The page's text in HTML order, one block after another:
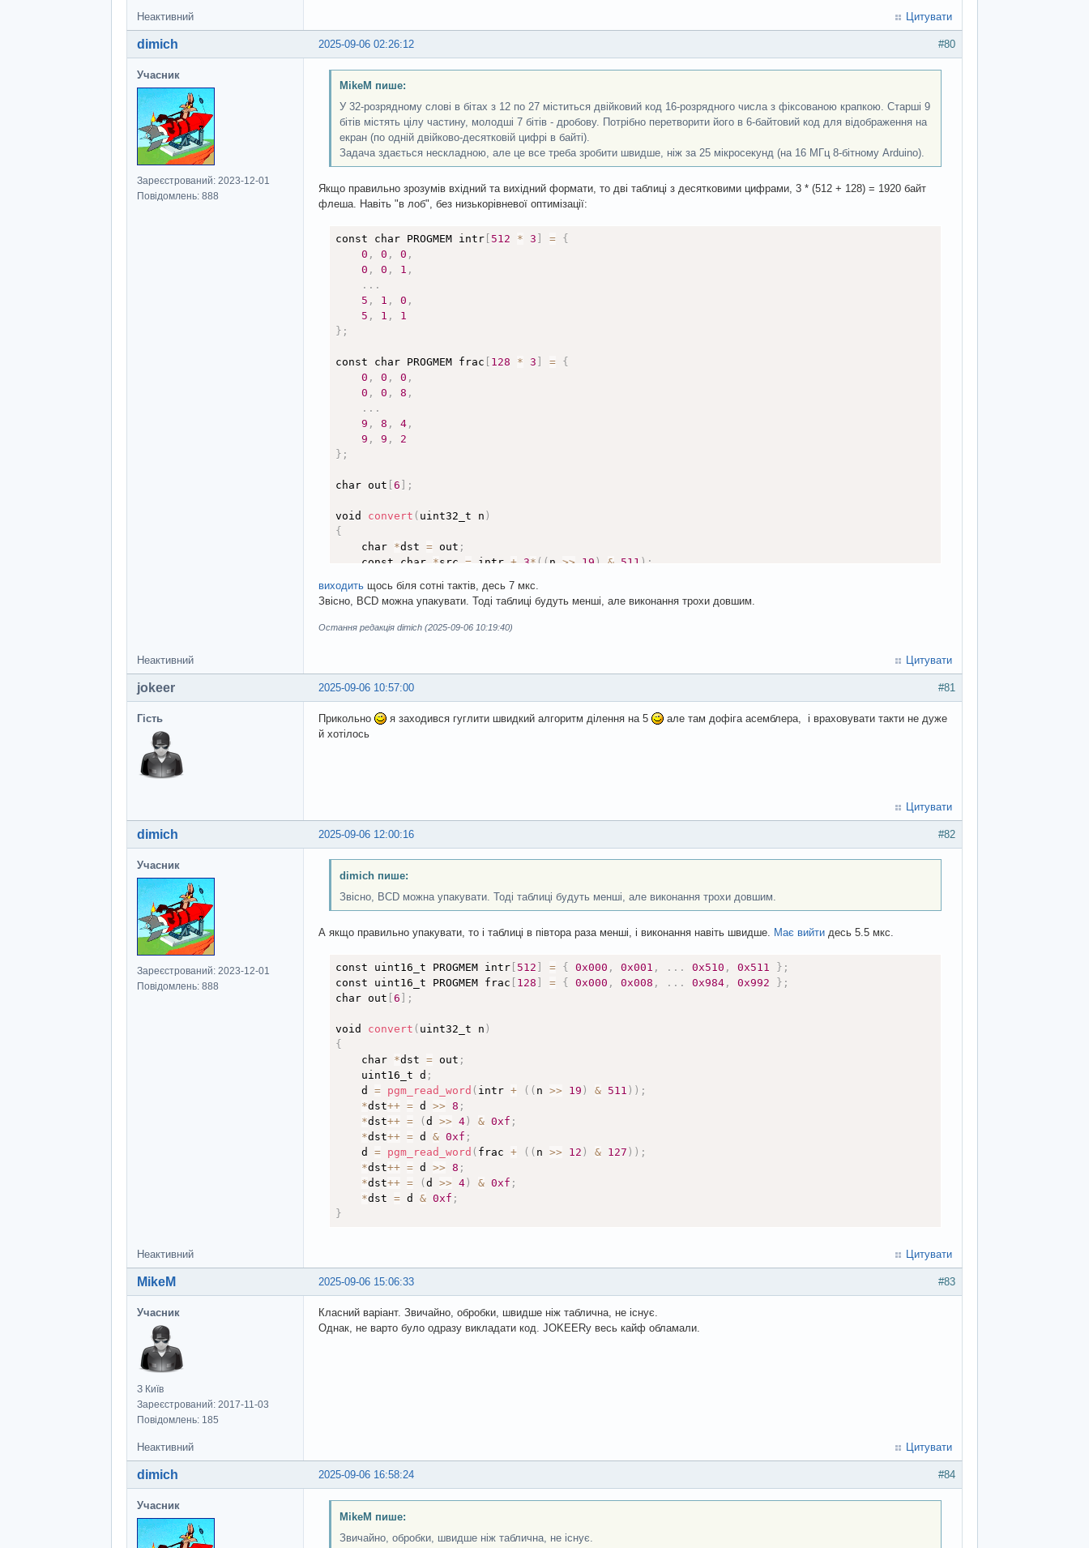
Неактивний Цитувати
#80
2025-09-06 02:26:12
dimich
Учасник
Зареєстрований: 2023-12-01
Повідомлень: 888
MikeM пише:
У 32-розрядному слові в бітах з 12 по 27 міститься двійковий код 16-розрядного числа з фіксованою крапкою. Старші 9
бітів містять цілу частину, молодші 7 бітів - дробову. Потрібно перетворити його в 6-байтовий код для відображення на
екран (по одній двійково-десятковій цифрі в байті).
Задача здається нескладною, але це все треба зробити швидше, ніж за 25 мікросекунд (на 16 МГц 8-бітному Arduino).
Якщо правильно зрозумів вхідний та вихідний формати, то дві таблиці з десятковими цифрами, 3 * (512 + 128) = 1920 байт
флеша. Навіть "в лоб", без низькорівневої оптимізації:
const char PROGMEM intr[ 512 * 3 =
{
0 , 0 , 0 ,
0 , 0 , 1 ,
. . .
5 , 1 , 0 ,
5 , 1 ,
1
} ;
const char PROGMEM frac 128 * 3 =
{
0 , 0 , 0 ,
0 , 0 , 8 ,
. . .
9 , 8 , 4,
9 , 9 ,
2
} ;
char out 6 ;
void convert ( uint32_t n )
{
    char
*dst = out ;
    const char
*src = intr + 3* ( ( n >> 19 ) & 511 ) ;
* dst++ = pgm_read_byte( src++
*dst++ = pgm_read_byte(src++);
    src
= frac + 3*((n >> 12
}
виходить щось біля сотні тактів, десь 7 мкс.
Звісно, BCD можна упакувати. Тоді таблиці будуть менші, але виконання трохи довшим.
Остання редакція dimich (2025-09-06 10:19:40)
Неактивний Цитувати
#81
2025-09-06 10:57:00
jokeer
Гість Прикольно я заходився гуглити швидкий алгоритм ділення на 5
але там дофіга асемблера, і враховувати такти не дуже
й хотілось
Цитувати
#82
2025-09-06 12:00:16
dimich
Учасник
Зареєстрований: 2023-12-01
Повідомлень: 888
dimich пише:
Звісно, BCD можна упакувати. Тоді таблиці будуть менші, але виконання трохи довшим.
А якщо правильно упакувати, то і таблиці в півтора раза менші, і виконання навіть швидше. Має вийти десь 5.5 мкс.
const uint16_t PROGMEM intr[ 512 = { 0x000 , 0x001 , . . . 0x510 , 0x511 } ;
const uint16_t PROGMEM frac
128 = { 0x000 , 0x008 , . . . 0x984, 0x992 } ;
char out 6 ;
void convert ( uint32_t n )
{
    char
*dst = out ;
    uint16_t d
;
    d
= pgm_read_word ( intr + ( ( n >> 19 ) & 511 ) ) ;
*dst++ = d >> 8 ;
*dst++ = ( d >> 4) & 0xf ;
*dst++ = d & 0xf ;
    d
= pgm_read_word ( frac + ( ( n >> 12 ) & 127 ) ) ;
*dst++ = d >> 8 ;
*dst++ = ( d >> 4) & 0xf ;
*dst = d & 0xf ;
}
Неактивний Цитувати
#83
2025-09-06 15:06:33
MikeM
Учасник
З Київ
Зареєстрований: 2017-11-03
Повідомлень: 185
Класний варіант. Звичайно, обробки, швидше ніж таблична, не існує.
Однак, не варто було одразу викладати код. JOKEERу весь кайф обламали.
Неактивний Цитувати
#84
2025-09-06 16:58:24
dimich
Учасник
MikeM пише:
Звичайно, обробки, швидше ніж таблична, не існує.